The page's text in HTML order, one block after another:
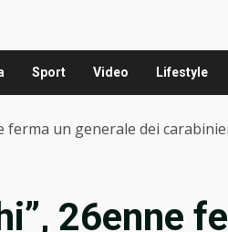
Sport Video Lifestyle
ferma un generale dei
26enne